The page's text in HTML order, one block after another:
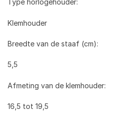
Type horlogehouder:
Klemhouder
Breedte van de staaf (cm):
5,5
Afmeting van de klemhouder:
16,5 tot 19,5